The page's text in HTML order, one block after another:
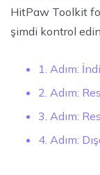
HitPaw Toolkit
şimdi kontrol
1. Adım:
2. Adım:
3. Adım:
4. Adım: